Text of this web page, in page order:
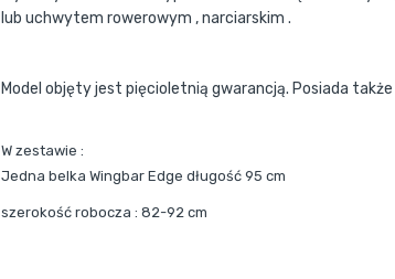
lub uchwytem rowerowym , narciarskim .
Model objęty jest pięcioletnią gwarancją. Posiada
W zestawie :
Jedna belka Wingbar Edge długość 95 cm
szerokość robocza : 82-92 cm